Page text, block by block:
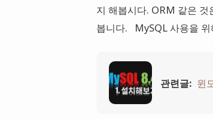
지 해봅시다. ORM 같은
봅니다. MySQL 사용을
관련글: 윈